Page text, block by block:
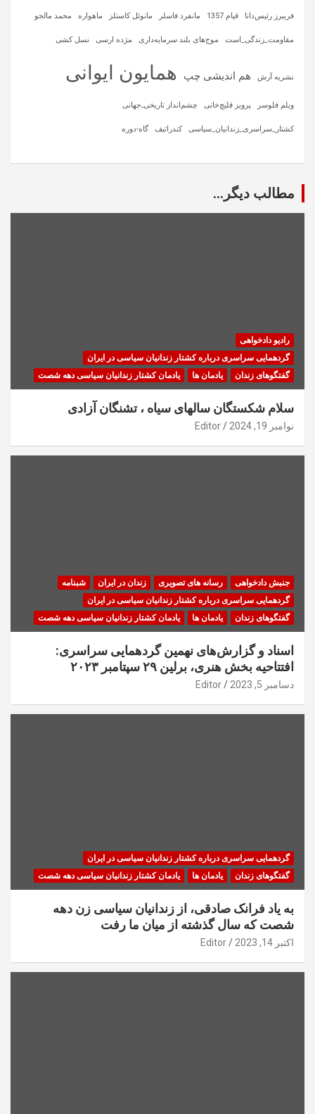
فریبرز رئیس‌دانا قیام 1357 مانفرد فاسلر مانوئل کاستلز ماهواره‌ محمد مالجو
مقاومت_زندگی_است موج‌های بلند سرمایه‌داری مژده ارسی نسل کشی
نشریه آرش هم اندیشی چپ همایون ایوانی
ویلم فلوسر پرویز قلیچ‌خانی چشم‌انداز تاریخی‌ـ‌جهانی
کشتار_سراسری_زندانیان_سیاسی کندراتیف گاه-دوره
مطالب دیگر...
رادیو دادخواهی
گردهمایی سراسری درباره کشتار زندانیان سیاسی در ایران
گفتگوهای زندان
یادمان ها یادمان کشتار زندانیان سیاسی دهه شصت
سلام شکستگان سالهای سیاه ، تشنگان آزادی
نوامبر 19, 2024 Editor
جنبش دادخواهی رسانه های تصویری زندان در ایران
شبنامه
گردهمایی سراسری درباره کشتار زندانیان سیاسی در ایران
گفتگوهای زندان
یادمان ها یادمان کشتار زندانیان سیاسی دهه شصت
اسناد و گزارش‌های نهمین گردهمایی سراسری:
افتتاحیه بخش هنری، برلین ۲۹ سپتامبر ۲۰۲۳
دسامبر 5, 2023 Editor
گردهمایی سراسری درباره کشتار زندانیان سیاسی در ایران
گفتگوهای زندان
یادمان ها یادمان کشتار زندانیان سیاسی دهه شصت
به یاد فرانک صادقی، از زندانیان سیاسی زن دهه
شصت که سال گذشته از میان ما رفت
اکتبر 14, 2023 Editor